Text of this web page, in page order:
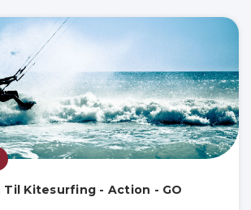
Kitesurfing - Action - GO